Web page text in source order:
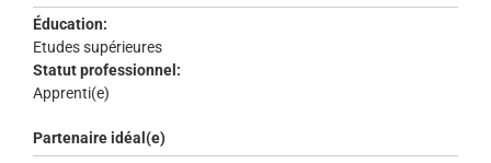
Éducation:
Etudes supérieures
Statut professionnel:
Apprenti(e)
Partenaire idéal(e)